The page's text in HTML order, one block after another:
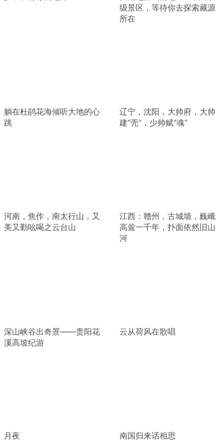
级景区，等待你去探索藏源
所在
躺在杜鹃花海倾听大地的心
跳
辽宁，沈阳，大帅府，大帅
建“壳”，少帅赋“魂”
河南，焦作，南太行山，又
美又勤吆喝之云台山
江西：赣州，古城墙，巍峨
高耸一千年，扑面依然旧山
河
深山峡谷出奇景——贵阳花
溪高坡纪游
云从荷风在歌唱
月夜 南国归来话相思